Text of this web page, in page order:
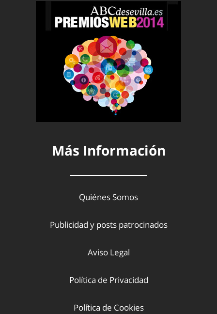
Más Información
Quiénes Somos
Publicidad y posts patrocinados
Aviso Legal
Política de Privacidad
Política de Cookies